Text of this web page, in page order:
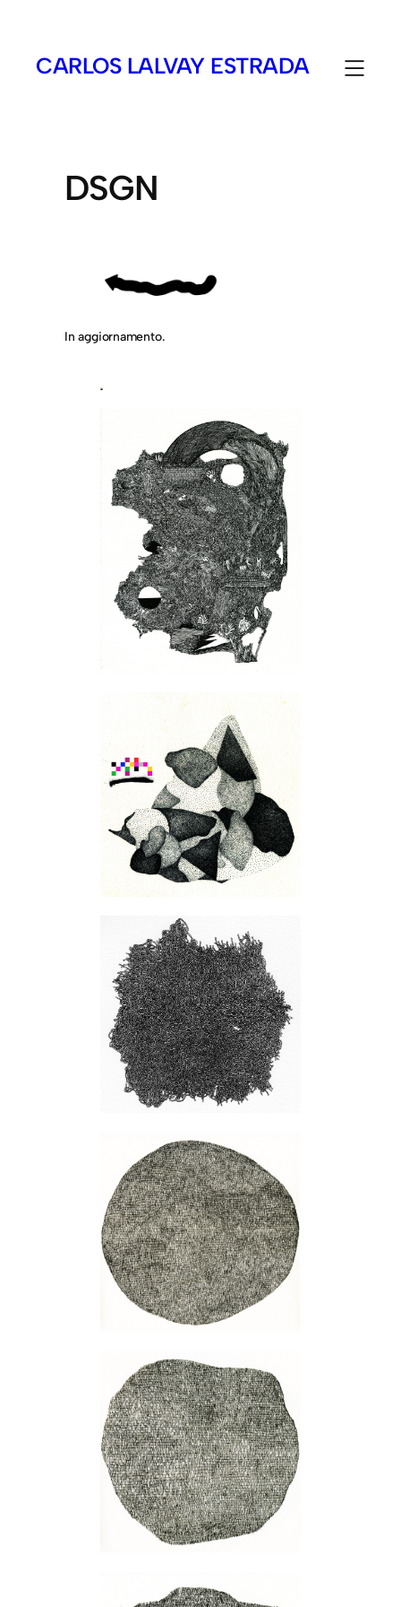
CARLOS LALVAY ESTRADA
DSGN
In aggiornamento.